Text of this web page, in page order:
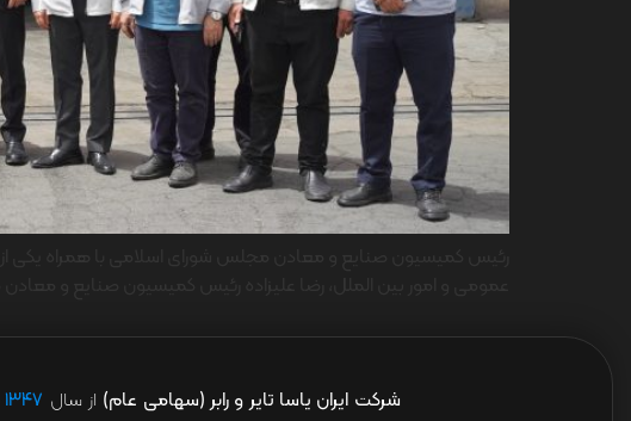
شرکت ایران یاسا تایر و رابر (سهامی عام) از سال ۱۳۴۷